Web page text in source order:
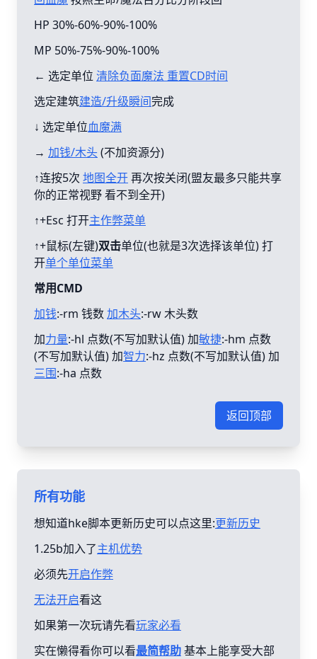
HP 30%-60%-90%-100%
MP 50%-75%-90%-100%
← 选定单位 清除负面魔法 重置CD时间
选定建筑建造/升级瞬间完成
↓ 选定单位血魔满
→ 加钱/木头(不加资源分)
↑连按5次 地图全开再次按关闭(盟友最多只能共享
你的正常视野 看不到全开)
↑+Esc 打开主作弊菜单
↑+鼠标(左键)双击单位(也就是3次选择该单位) 打
开单个单位菜单
常用CMD
加钱:-rm 钱数加木头:-rw 木头数
加力量:-hl 点数(不写加默认值) 加敏捷:-hm 点数
(不写加默认值) 加智力:-hz 点数(不写加默认值) 加
三围:-ha 点数
返回顶部
所有功能
想知道hke脚本更新历史可以点这里:更新历史
1.25b加入了主机优势
必须先开启作弊
无法开启看这
如果第一次玩请先看玩家必看
实在懒得看你可以看最简帮助基本上能享受大部